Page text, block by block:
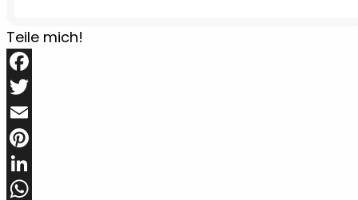
Teile mich!
Facebook
Twitter
Email
Pinterest
LinkedIn